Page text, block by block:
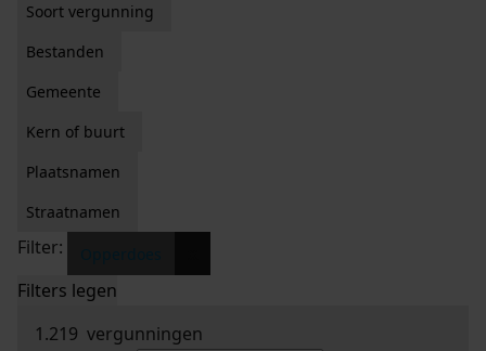
Soort vergunning
Bestanden
Gemeente
Kern of buurt
Plaatsnamen
Straatnamen
Filter:
Filters legen
1.219 vergunningen